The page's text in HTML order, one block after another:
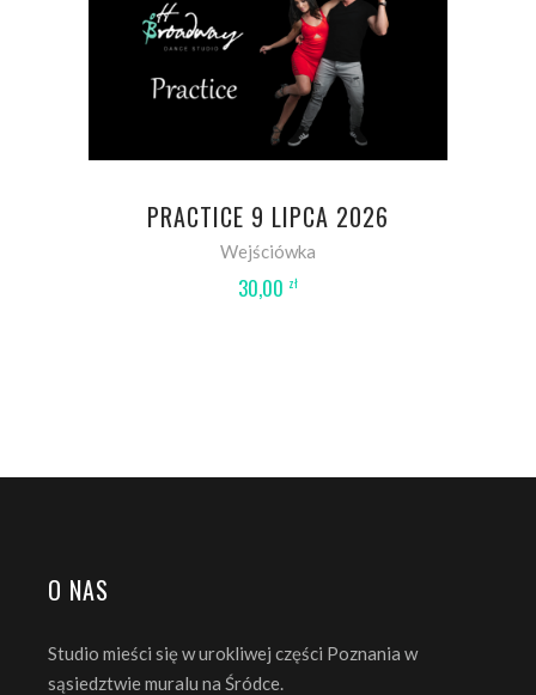
DODAJ DO KOSZYKA
PRACTICE 9 LIPCA 2026
Wejściówka
30,00 zł
O NAS
Studio mieści się w urokliwej części Poznania w
sąsiedztwie muralu na Śródce.